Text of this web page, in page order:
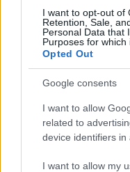
I want to opt-out of
Retention, Sale,
Personal Data that
Purposes for which
Opted Out
Google consents
I want to allow
related to
device identifiers in
I want to allow my
MAGYAR ÉPÍTŐK